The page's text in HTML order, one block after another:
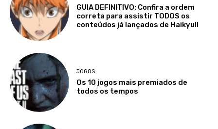
GUIA DEFINITIVO: Confira a ordem
correta para assistir TODOS os
conteúdos já lançados de Haikyu!!
JOGOS
Os 10 jogos mais premiados de
todos os tempos